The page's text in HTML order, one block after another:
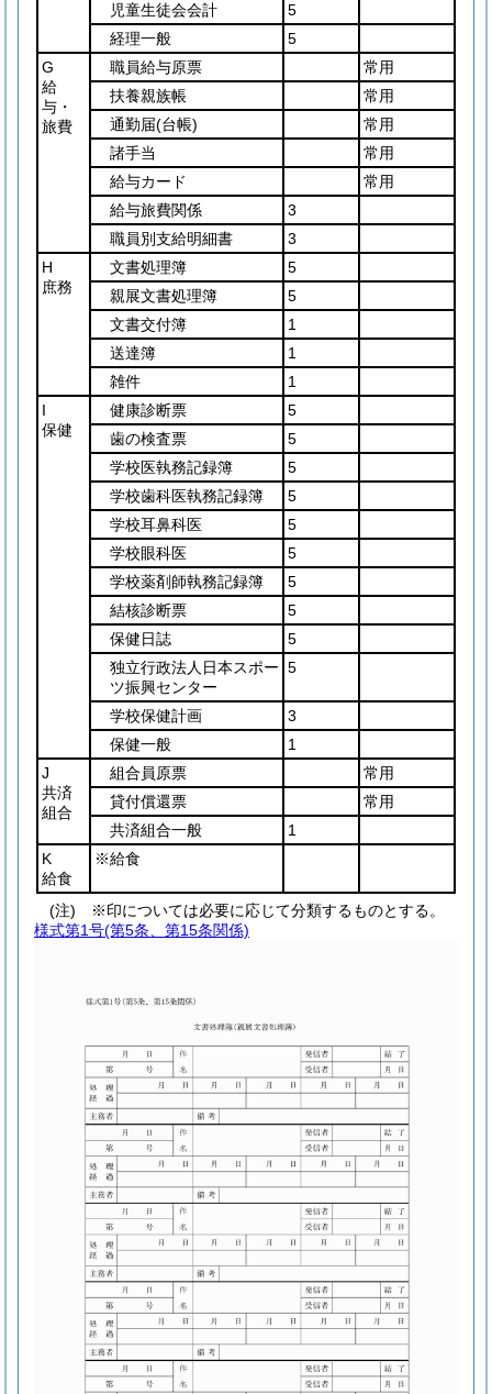
児童生徒会会計
5
経理一般
5
G
給
与・
旅費
職員給与原票
常用
扶養親族帳
常用
通勤届(台帳)
常用
諸手当
常用
給与カード
常用
給与旅費関係
3
職員別支給明細書
3
H
庶務
文書処理簿
5
親展文書処理簿
5
文書交付簿
1
送達簿
1
雑件
1
I
保健
健康診断票
5
歯の検査票
5
学校医執務記録簿
5
学校歯科医執務記録簿
5
学校耳鼻科医
5
学校眼科医
5
学校薬剤師執務記録簿
5
結核診断票
5
保健日誌
5
独立行政法人日本スポー
ツ振興センター
5
学校保健計画
3
保健一般
1
J
共済
組合
組合員原票
常用
貸付償還票
常用
共済組合一般
1
K
給食
※給食
(注) ※印については必要に応じて分類するものとする。
様式第1号(第5条、第15条関係)